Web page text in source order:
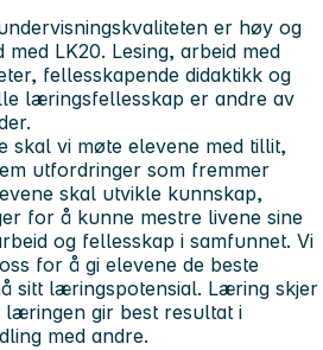
er høy og
LK20. Lesing, arbeid med
fellesskapende didaktikk og
læringsfellesskap er andre av
skal vi møte elevene med tillit,
utfordringer som fremmer
skal utvikle kunnskap,
for å kunne mestre livene sine
og fellesskap i samfunnet. Vi
for å gi elevene de beste
sitt læringspotensial. Læring skjer
læringen gir best resultat i
med andre.